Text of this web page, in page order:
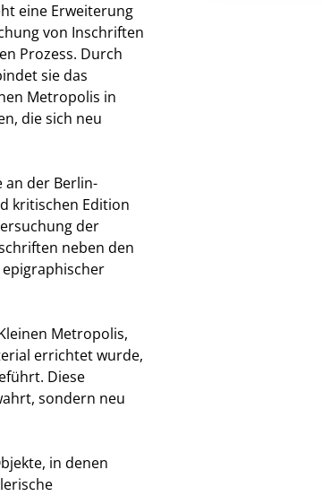
eine Erweiterung
von Inschriften
Prozess. Durch
sie das
Metropolis in
die sich neu
an der Berlin-
kritischen Edition
der
neben den
Metropolis,
errichtet wurde,
Diese
sondern neu
in denen